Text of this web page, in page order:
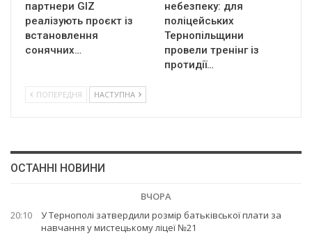
партнери GIZ
реалізують проєкт із
встановлення
сонячних…
небезпеку: для
поліцейських
Тернопільщини
провели тренінг із
протидії…
ПОПЕРЕДНЯ НАСТУПНА
ОСТАННІ НОВИНИ
ВЧОРА
20:10
У Тернополі затвердили розмір батьківської плати за
навчання у мистецькому ліцеї №21